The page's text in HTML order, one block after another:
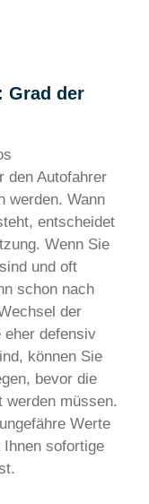
Grad der
den Autofahrer
werden. Wann
entscheidet
Wenn Sie
und oft
schon nach
der
eher defensiv
können Sie
bevor die
werden müssen.
Werte
sofortige